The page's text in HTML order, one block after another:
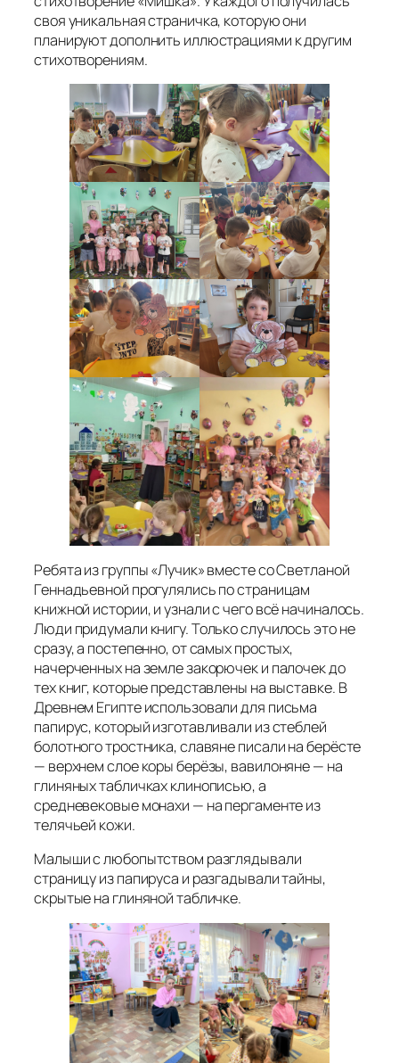
своя уникальная страничка, которую они
планируют дополнить иллюстрациями к другим
стихотворениям.
Ребята из группы «Лучик» вместе со Светланой
Геннадьевной прогулялись по страницам
книжной истории, и узнали с чего всё начиналось.
Люди придумали книгу. Только случилось это не
сразу, а постепенно, от самых простых,
начерченных на земле закорючек и палочек до
тех книг, которые представлены на выставке. В
Древнем Египте использовали для письма
папирус, который изготавливали из стеблей
болотного тростника, славяне писали на берёсте
— верхнем слое коры берёзы, вавилоняне — на
глиняных табличках клинописью, а
средневековые монахи — на пергаменте из
телячьей кожи.
Малыши с любопытством разглядывали
страницу из папируса и разгадывали тайны,
скрытые на глиняной табличке.